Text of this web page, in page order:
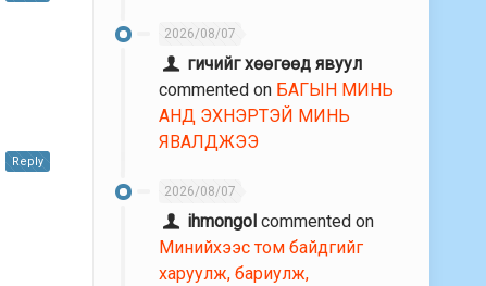
Reply
2026/08/07
гичийг хөөгөөд явуул
commented on БАГЫН МИНЬ
АНД ЭХНЭРТЭЙ МИНЬ
ЯВАЛДЖЭЭ
2026/08/07
ihmongol commented on
Минийхээс том байдгийг
харуулж, бариулж,